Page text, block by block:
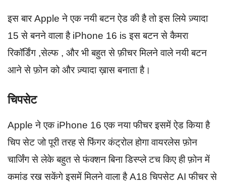
इस बार Apple ने एक नयी बटन ऐड की है तो इस लिये ज़्यादा
15 से बनने वाला है iPhone 16 is इस बटन से कैमरा
रिकॉर्डिंग ,सेल्फ , और भी बहुत से फ़ीचर मिलने वाले नयी बटन
आने से फ़ोन को और ज़्यादा ख़ास बनाता है।
चिपसेट
Apple ने एक iPhone 16 एक नया फीचर इसमें ऐड किया है
चिप सेट जो पूरी तरह से फिंगर कंट्रोल होगा वायरलेस फ़ोन
चार्जिंग से लेके बहुत से फंक्शन बिना डिस्प्ले टच किए ही फ़ोन में
कमांड रख सकेंगे इसमें मिलने वाला है A18 चिपसेट AI फीचर से